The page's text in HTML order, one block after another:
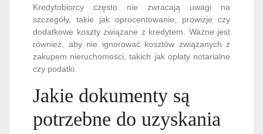
Kredytobiorcy często nie zwracają uwagi na
szczegóły, takie jak oprocentowanie, prowizje czy
dodatkowe koszty związane z kredytem. Ważne jest
również, aby nie ignorować kosztów związanych z
zakupem nieruchomości, takich jak opłaty notarialne
czy podatki.
Jakie dokumenty są
potrzebne do uzyskania